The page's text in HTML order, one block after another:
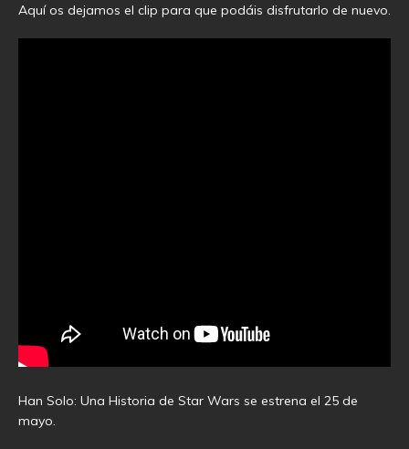
Aquí os dejamos el clip para que podáis disfrutarlo de nuevo.
Han Solo: Una Historia de Star Wars se estrena el 25 de
mayo.